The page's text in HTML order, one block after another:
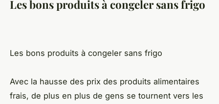
Les bons produits à congeler sans frigo
Les bons produits à congeler sans frigo
Avec la hausse des prix des produits alimentaires
frais, de plus en plus de gens se tournent vers les